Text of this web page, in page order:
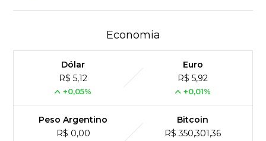
Economia
Dólar
R$ 5,12
+0,05%
Euro
R$ 5,92
+0,01%
Peso Argentino
R$ 0,00
Bitcoin
R$ 350,301,36